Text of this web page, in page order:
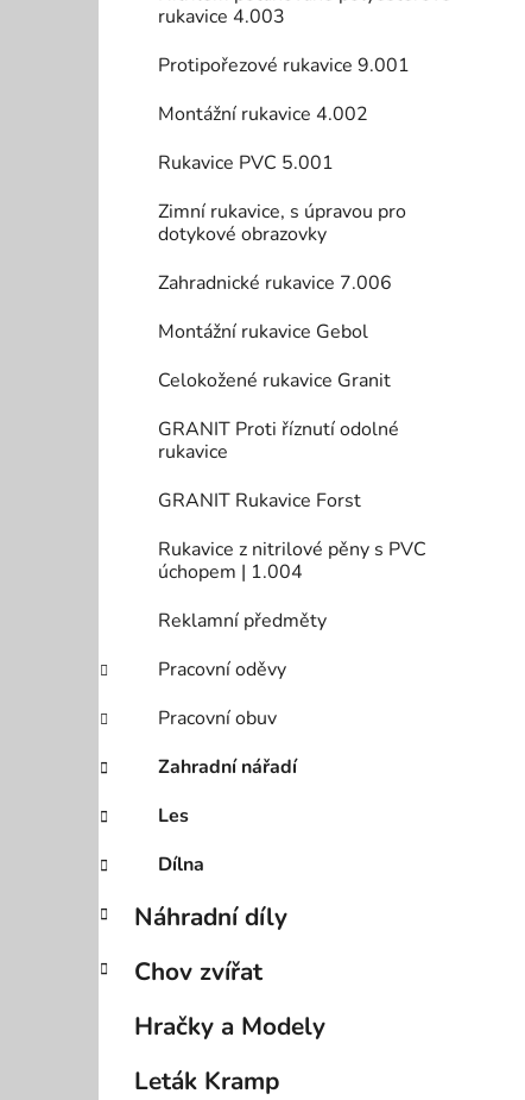
rukavice 4.003
Protipořezové rukavice 9.001
Montážní rukavice 4.002
Rukavice PVC 5.001
Zimní rukavice, s úpravou pro
dotykové obrazovky
Zahradnické rukavice 7.006
Montážní rukavice Gebol
Celokožené rukavice Granit
GRANIT Proti říznutí odolné
rukavice
GRANIT Rukavice Forst
Rukavice z nitrilové pěny s PVC
úchopem | 1.004
Reklamní předměty
Pracovní oděvy
Pracovní obuv
Zahradní nářadí
Les
Dílna
Náhradní díly
Chov zvířat
Hračky a Modely
Leták Kramp